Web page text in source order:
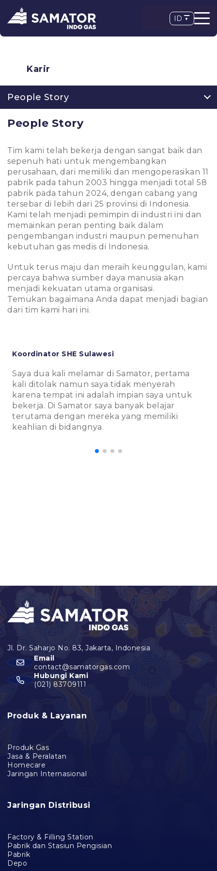
ID
Karir
People Story
People Story
Tim kami telah bekerja dengan sangat baik dan
sepenuh hati untuk mengembangkan
perusahaan, dari memiliki dan mengoperasikan 11
pabrik pada tahun 2003 hingga menjadi total 58
pabrik pada tahun 2024, dengan cabang yang
tersebar di lebih dari 25 provinsi di Indonesia.
Kami telah menjadi pemimpin di industri ini dan
memainkan peran penting baik dalam
pengembangan industri maupun pemenuhan
kebutuhan gas medis di Indonesia.
Untuk terus maju dan meraih keunggulan, kami
percaya bahwa sumber daya manusia akan
menjadi kekuatan utama organisasi.
Temukan bagaimana Anda dapat menjadi bagian
dari tim kami hari ini.
Koordinator SHE Sulawesi
Saya dua kali melamar di Samator, pertama
kali ditolak namun saya tidak menyerah
karena tempat ini adalah impian saya untuk
bekerja. Di Samator saya banyak belajar
terutama dengan mereka yang memiliki
keahlian di bidangnya.
Email
contact@samatorgas.com
Hubungi Kami
(021) 83709111
Produk & Layanan
Produk Gas
Jasa & Peralatan
Homecare
Jaringan Internasional
Jaringan Distribusi
Factory & Filling Station
Pabrik dan Stasiun Pengisian
Pabrik
Depo